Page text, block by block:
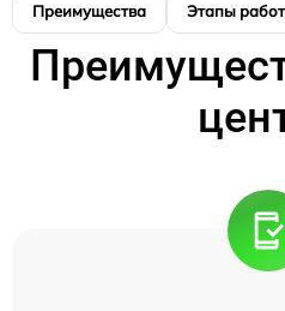
Преимущества Этапы работ